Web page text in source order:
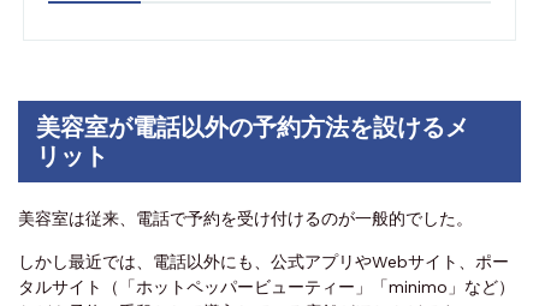
美容室が電話以外の予約方法を設けるメ
リット
美容室は従来、電話で予約を受け付けるのが一般的でした。
しかし最近では、電話以外にも、公式アプリやWebサイト、ポー
タルサイト（「ホットペッパービューティー」「minimo」など）